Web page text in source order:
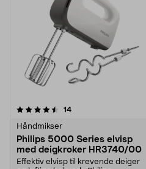
14anmeldelser
Håndmikser
Philips 5000 Series elvisp
med deigkroker HR3740/00
Effektiv elvisp til krevende deiger
4.5 av 5 stjerner